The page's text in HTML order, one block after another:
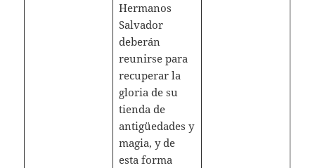
Hermanos
Salvador
deberán
reunirse para
recuperar la
gloria de su
tienda de
antigüedades y
magia, y de
esta forma